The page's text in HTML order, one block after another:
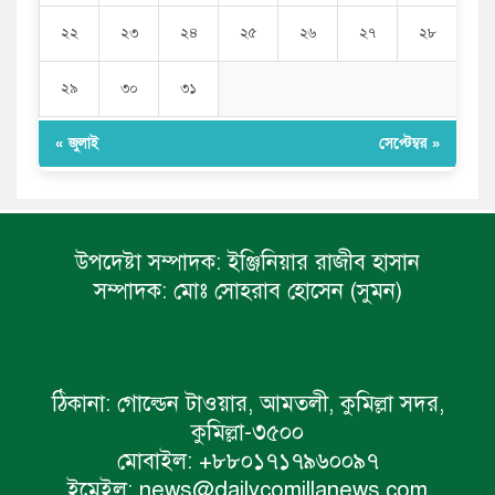
২২ ২৩ ২৪ ২৫ ২৬ ২৭ ২৮
২৯ ৩০ ৩১
« জুলাই সেপ্টেম্বর »
উপদেষ্টা সম্পাদক: ইঞ্জিনিয়ার রাজীব হাসান
সম্পাদক: মোঃ সোহরাব হোসেন (সুমন)
ঠিকানা: গোল্ডেন টাওয়ার, আমতলী, কুমিল্লা সদর,
কুমিল্লা-৩৫০০
মোবাইল: +৮৮০১৭১৭৯৬০০৯৭